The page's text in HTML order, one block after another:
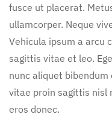
fusce ut placerat.
ullamcorper. Neque
Vehicula ipsum a arcu
sagittis vitae et leo.
nunc aliquet bibendum
vitae proin sagittis nisl
eros donec.